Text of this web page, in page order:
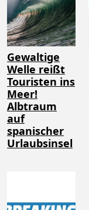
Gewaltige
Welle reißt
Touristen ins
Meer!
Albtraum
auf
spanischer
Urlaubsinsel